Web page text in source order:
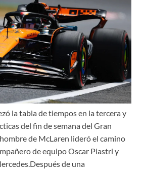
la tabla de tiempos en la tercera y
del fin de semana del Gran
de McLaren lideró el camino
de equipo Oscar Piastri y
de una